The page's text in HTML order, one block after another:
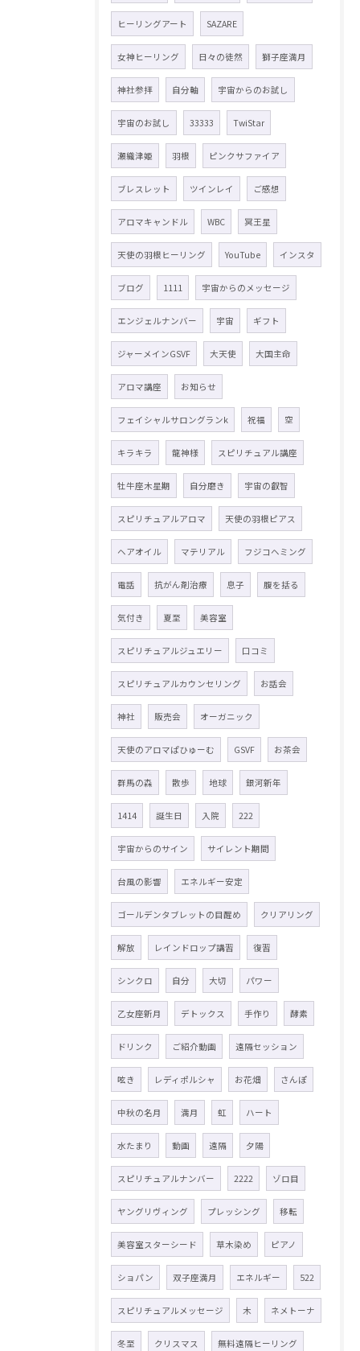
ヒーリングアート SAZARE
女神ヒーリング 日々の徒然 獅子座満月
神社参拝 自分軸 宇宙からのお試し
宇宙のお試し 33333 TwiStar
瀬織津姫 羽根 ピンクサファイア
ブレスレット ツインレイ ご感想
アロマキャンドル WBC 冥王星
天使の羽根ヒーリング YouTube インスタ
ブログ 1111 宇宙からのメッセージ
エンジェルナンバー 宇宙 ギフト
ジャーメインGSVF 大天使 大国主命
アロマ講座 お知らせ
フェイシャルサロングランk 祝福 空
キラキラ 龍神様 スピリチュアル講座
牡牛座木星期 自分磨き 宇宙の叡智
スピリチュアルアロマ 天使の羽根ピアス
ヘアオイル マテリアル フジコヘミング
電話 抗がん剤治療 息子 腹を括る
気付き 夏至 美容室
スピリチュアルジュエリー 口コミ
スピリチュアルカウンセリング お話会
神社 販売会 オーガニック
天使のアロマぱひゅーむ GSVF お茶会
群馬の森 散歩 地球 銀河新年
1414 誕生日 入院 222
宇宙からのサイン サイレント期間
台風の影響 エネルギー安定
ゴールデンタブレットの目醒め クリアリング
解放 レインドロップ講習 復習
シンクロ 自分 大切 パワー
乙女座新月 デトックス 手作り 酵素
ドリンク ご紹介動画 遠隔セッション
呟き レディポルシャ お花畑 さんぽ
中秋の名月 満月 虹 ハート
水たまり 動画 遠隔 夕陽
スピリチュアルナンバー 2222 ゾロ目
ヤングリヴィング プレッシング 移転
美容室スターシード 草木染め ピアノ
ショパン 双子座満月 エネルギー 522
スピリチュアルメッセージ 木 ネメトーナ
冬至 クリスマス 無料遠隔ヒーリング